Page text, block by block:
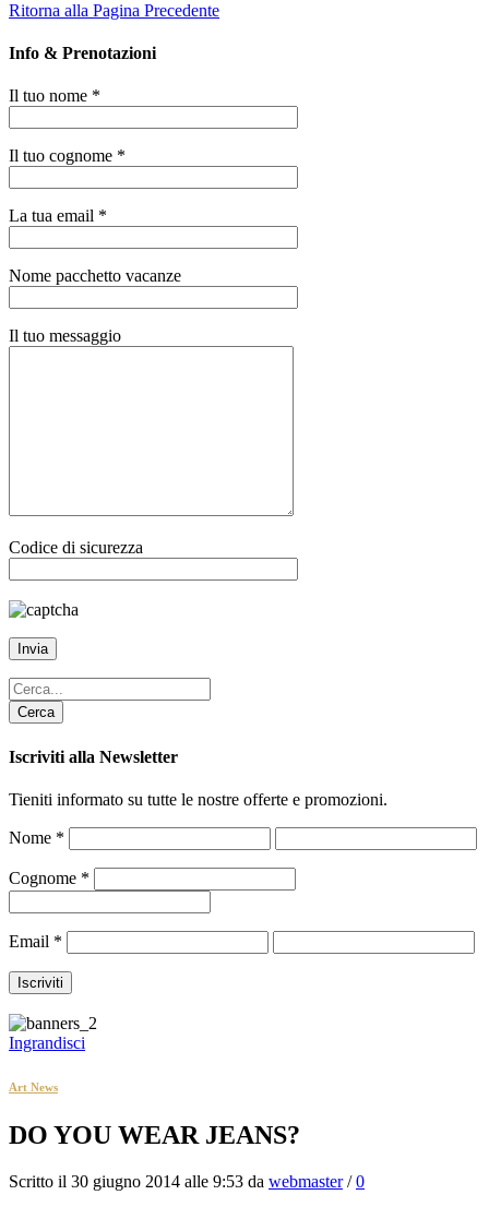
Ritorna alla Pagina Precedente
Info & Prenotazioni
Il tuo nome *
Il tuo cognome *
La tua email *
Nome pacchetto vacanze
Il tuo messaggio
Codice di sicurezza
Cerca
Iscriviti alla Newsletter
Tieniti informato su tutte le nostre offerte e promozioni.
Nome *
Cognome *
Email *
Ingrandisci
Art News
DO YOU WEAR JEANS?
Scritto il 30 giugno 2014 alle 9:53 da webmaster/0